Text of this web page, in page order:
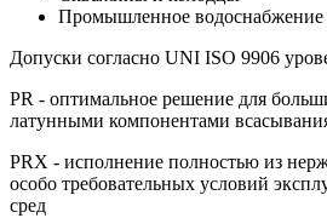
Промышленное водоснабжение
Допуски согласно UNI ISO 9906
PR - оптимальное решение для
латунными компонентами
PRX - исполнение полностью из
особо требовательных условий
сред